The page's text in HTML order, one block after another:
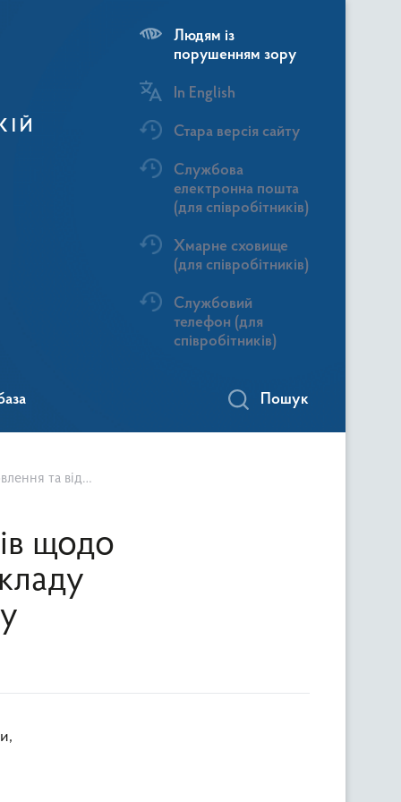
Людям із
порушенням зору
In English
Стара версія сайту
Службова
електронна пошта
(для співробітників)
Хмарне сховище
(для співробітників)
Службовий
телефон (для
співробітників)
Пошук
відпочинку
щодо